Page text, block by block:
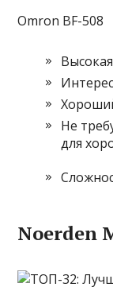
Omron BF-508
Не
для
Noerden